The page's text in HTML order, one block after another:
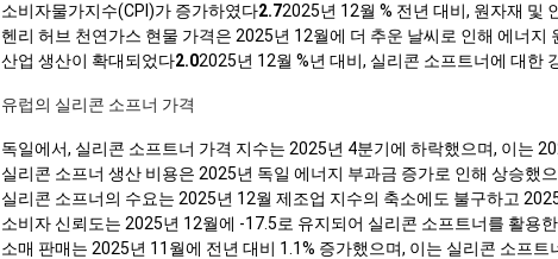
소비자물가지수(CPI)가 증가하였다2.72025년 12월 % 전년 대비, 원자재 및
헨리 허브 천연가스 현물 가격은 2025년 12월에 더 추운 날씨로 인해 에너지
산업 생산이 확대되었다2.02025년 12월 %년 대비, 실리콘 소프트너에 대한
유럽의 실리콘 소프너 가격
독일에서, 실리콘 소프트너 가격 지수는 2025년 4분기에 하락했으며, 이는
실리콘 소프너 생산 비용은 2025년 독일 에너지 부과금 증가로 인해 상승했
실리콘 소프너의 수요는 2025년 12월 제조업 지수의 축소에도 불구하고
소비자 신뢰도는 2025년 12월에 -17.5로 유지되어 실리콘 소프트너를 활용
소매 판매는 2025년 11월에 전년 대비 1.1% 증가했으며, 이는 실리콘 소프